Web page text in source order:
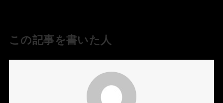
この記事を書いた人